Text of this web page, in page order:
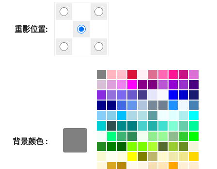
重影位置
背景颜色